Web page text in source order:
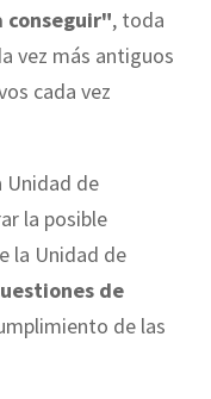
conseguir", toda
vez más antiguos
cada vez
Unidad de
la posible
la Unidad de
de
de las